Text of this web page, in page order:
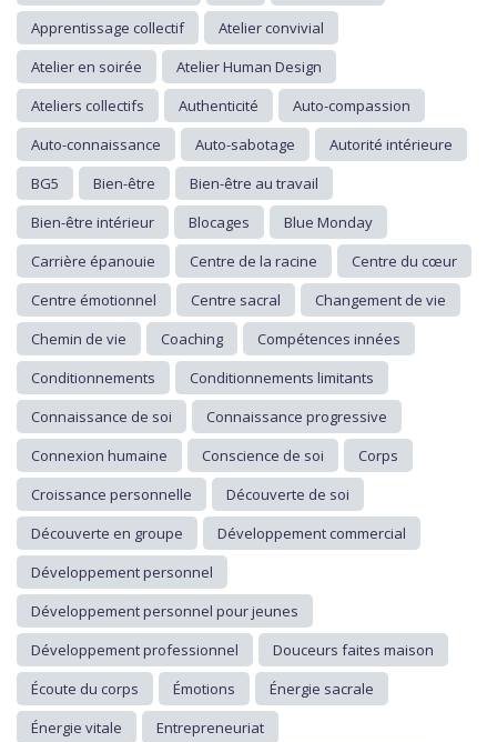
Apprentissage collectif
Atelier convivial
Atelier en soirée
Atelier Human Design
Ateliers collectifs
Authenticité
Auto-compassion
Auto-connaissance
Auto-sabotage
Autorité intérieure
BG5
Bien-être
Bien-être au travail
Bien-être intérieur
Blocages
Blue Monday
Carrière épanouie
Centre de la racine
Centre du cœur
Centre émotionnel
Centre sacral
Changement de vie
Chemin de vie
Coaching
Compétences innées
Conditionnements
Conditionnements limitants
Connaissance de soi
Connaissance progressive
Connexion humaine
Conscience de soi
Corps
Croissance personnelle
Découverte de soi
Découverte en groupe
Développement commercial
Développement personnel
Développement personnel pour jeunes
Développement professionnel
Douceurs faites maison
Écoute du corps
Émotions
Énergie sacrale
Énergie vitale
Entrepreneuriat